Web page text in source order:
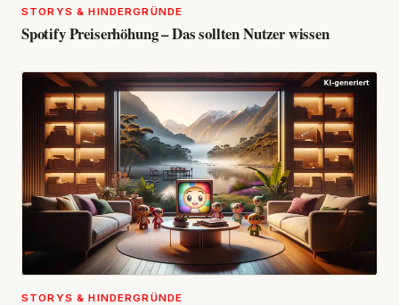
STORYS & HINDERGRÜNDE
Spotify Preiserhöhung – Das sollten Nutzer wissen
STORYS & HINDERGRÜNDE